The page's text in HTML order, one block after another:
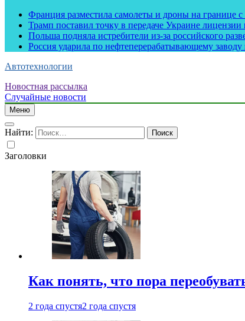
Франция разместила самолеты и дроны на границе
Трамп поставил точку в передаче Украине лицензии
Польша подняла истребители из-за российского
Россия ударила по нефтеперерабатывающему заводу
Автотехнологии
Новостная рассылка
Случайные новости
Меню
Найти:
Заголовки
Как понять, что пора
2 года спустя2 года спустя